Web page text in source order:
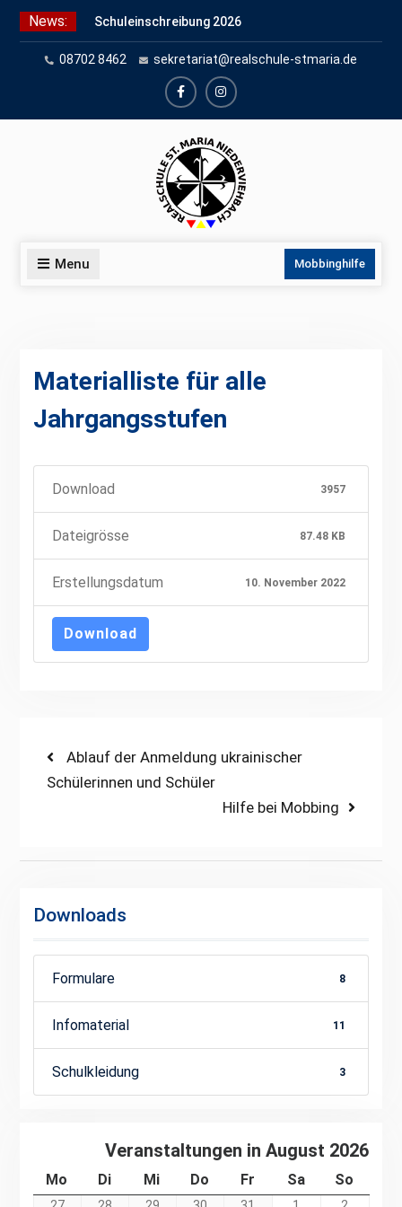
Skip
content
News:
Schuleinschreibung 2026
Schnuppertag 2026
Anmeldung für den Schnuppertag
und Anmeldeunterlagen
08702 8462 sekretariat@realschule-stmaria.de
facebookinstagram
Menu Mobbinghilfe
Materialliste für alle
Jahrgangsstufen
Download 3957
Dateigrösse 87.48 KB
Erstellungsdatum 10. November 2022
Download
Beitragsnavigation
Previous
post:
Ablauf der Anmeldung ukrainischer
Schülerinnen und Schüler
Next
Hilfe bei Mobbing
Downloads
Formulare 8
Infomaterial 11
Schulkleidung 3
Veranstaltungen in August 2026
Mo Montag
DiDienstag
MiMittwoch
DoDonnerstag
FrFreitag
SaSamstag
So